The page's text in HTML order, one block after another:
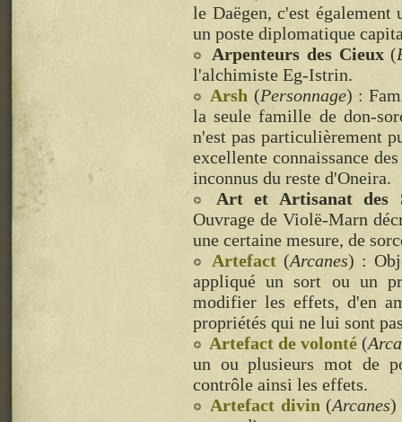
le Daëgen, c'est
un poste diplomatique
Arpenteurs des Cieux(
l'alchimiste Eg-Istrin.
Arsh (Personnage) :
la seule famille de don-
n'est pas particulièrement
excellente connaissance
inconnus du reste d'Oneira.
Art et Artisanat des
Ouvrage de Violë-Marn
une certaine mesure, de
Artefact(Arcanes) :
appliqué un sort ou un
modifier les effets, d'en
propriétés qui ne lui sont
Artefact de volonté (
un ou plusieurs mot de
contrôle ainsi les effets.
Artefact divin (Arcanes)